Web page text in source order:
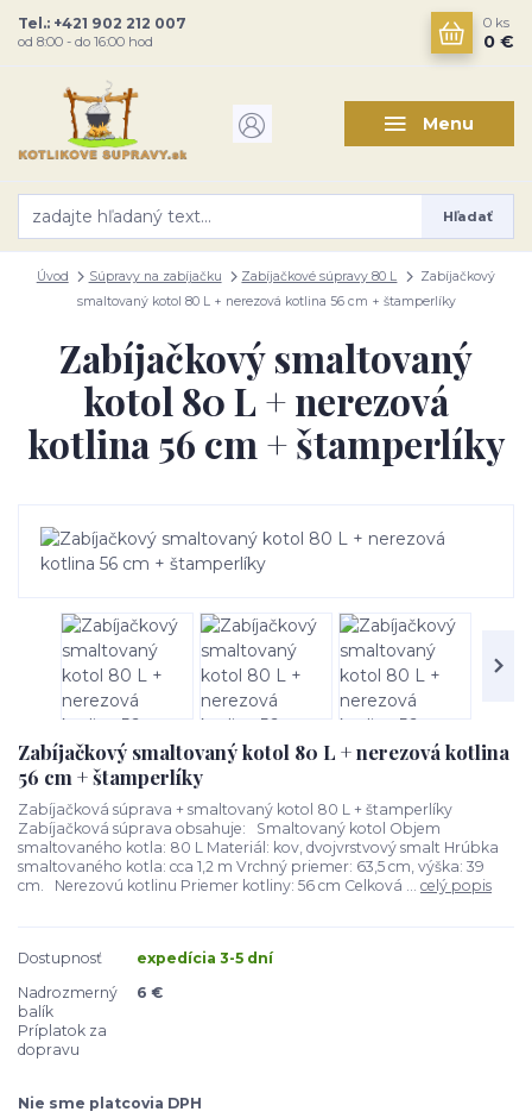
Menu
Hľadať
Tel.: +421 902 212 007
od 8:00 - do 16:00 hod
0 ks
0 €
Úvod Súpravy na zabíjačku Zabíjačkové súpravy 80 L
Zabíjačkový
smaltovaný kotol 80 L + nerezová kotlina 56 cm + štamperlíky
Zabíjačkový smaltovaný
kotol 80 L + nerezová
kotlina 56 cm + štamperlíky
Zabíjačkový smaltovaný kotol 80 L + nerezová kotlina
56 cm + štamperlíky
Zabíjačková súprava + smaltovaný kotol 80 L + štamperlíky
Zabíjačková súprava obsahuje: Smaltovaný kotol Objem
smaltovaného kotla: 80 L Materiál: kov, dvojvrstvový smalt Hrúbka
smaltovaného kotla: cca 1,2 m Vrchný priemer: 63,5 cm, výška: 39
cm. Nerezovú kotlinu Priemer kotliny: 56 cm Celková ... celý popis
Dostupnosť
expedícia 3-5 dní
Nadrozmerný
balík
Príplatok za
dopravu
6 €
Nie sme platcovia DPH